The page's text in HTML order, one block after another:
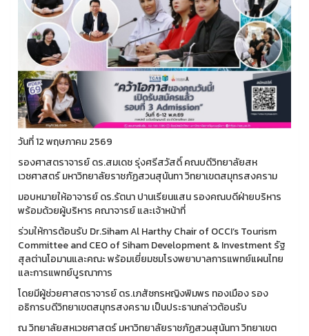
วันที่ 12 พฤษภาคม 2569
รองศาสตราจารย์ ดร.สมเดช รุ่งศรีสวัสดิ์ คณบดีวิทยาลัยสห
เวชศาสตร์ มหาวิทยาลัยราชภัฏสวนสุนันทา วิทยาเขตสมุทรสงคราม
มอบหมายให้อาจารย์ ดร.รัตนา ปานเรียนแสน รองคณบดีฝ่ายบริหาร
พร้อมด้วยผู้บริหาร คณาจารย์ และเจ้าหน้าที่
ร่วมให้การต้อนรับ Dr.Siham Al Harthy Chair of OCCI’s Tourism
Committee and CEO of Siham Development & Investment รัฐ
สุลต่านโอมานและคณะ พร้อมเยี่ยมชมโรงพยาบาลการแพทย์แผนไทย
และการแพทย์บูรณาการ
โดยมีผู้ช่วยศาสตราจารย์ ดร.เภสัชกรหญิงพิมพร ทองเมือง รอง
อธิการบดีวิทยาเขตสมุทรสงคราม เป็นประธานกล่าวต้อนรับ
ณ วิทยาลัยสหเวชศาสตร์ มหาวิทยาลัยราชภัฏสวนสุนันทา วิทยาเขต